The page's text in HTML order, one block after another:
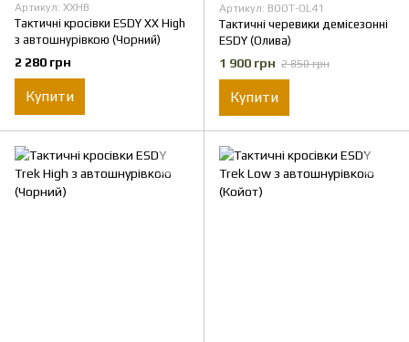
Артикул: XXHB
Тактичні кросівки ESDY XX High
з автошнурівкою (Чорний)
2 280 грн
Купити
Артикул: BOOT-OL41
Тактичні черевики демісезонні
ESDY (Олива)
1 900 грн 2 850 грн
Купити